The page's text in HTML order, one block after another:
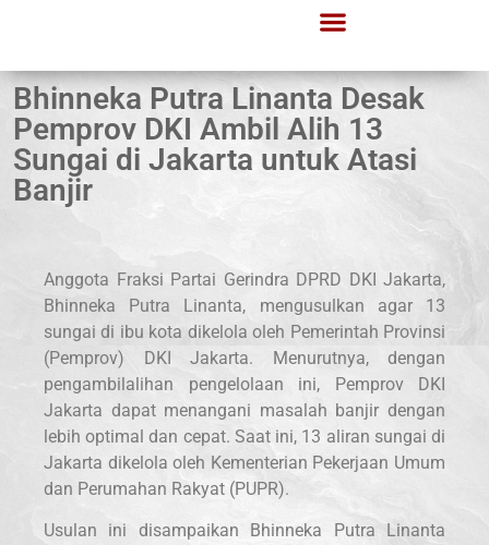
Bhinneka Putra Linanta Desak
Pemprov DKI Ambil Alih 13
Sungai di Jakarta untuk Atasi
Banjir
Anggota Fraksi Partai Gerindra DPRD DKI Jakarta,
Bhinneka Putra Linanta, mengusulkan agar 13
sungai di ibu kota dikelola oleh Pemerintah Provinsi
(Pemprov) DKI Jakarta. Menurutnya, dengan
pengambilalihan pengelolaan ini, Pemprov DKI
Jakarta dapat menangani masalah banjir dengan
lebih optimal dan cepat. Saat ini, 13 aliran sungai di
Jakarta dikelola oleh Kementerian Pekerjaan Umum
dan Perumahan Rakyat (PUPR).
Usulan ini disampaikan Bhinneka Putra Linanta